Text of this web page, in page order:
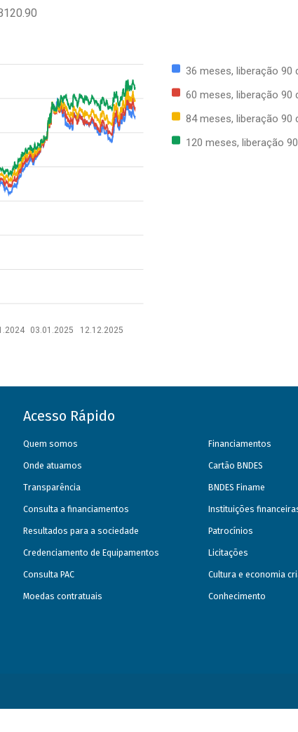
36 meses, liberação 90
60 meses, liberação 90
84 meses, liberação 90
120 meses, liberação
03.01.2025 12.12.2025
Acesso Rápido
Quem somos
Onde atuamos
Transparência
Consulta a financiamentos
Resultados para a sociedade
Credenciamento de Equipamentos
Consulta PAC
Moedas contratuais
Financiamentos
Cartão BNDES
BNDES Finame
Instituições
Patrocínios
Licitações
Cultura e economia
Conhecimento